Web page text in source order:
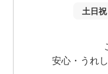
土日祝
安心・うれ